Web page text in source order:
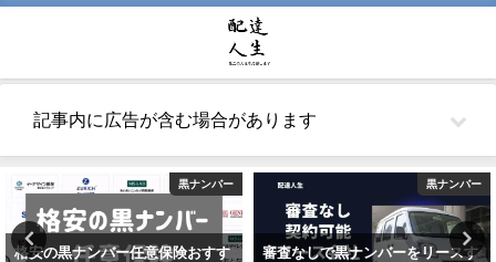
記事内に広告が含む場合があります
黒ナンバー
格安の黒ナンバー任意保険おすす
黒ナンバー
審査なしで黒ナンバーをリースす